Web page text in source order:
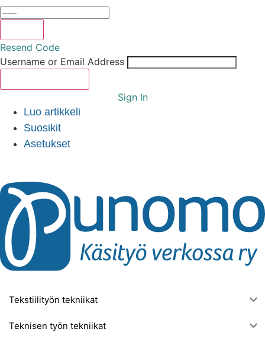
Resend Code
Username or Email Address
Sign In
Luo artikkeli
Suosikit
Asetukset
Tekstiilityön tekniikat
Teknisen työn tekniikat